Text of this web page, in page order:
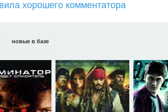
хорошего комментатора
новые в базе